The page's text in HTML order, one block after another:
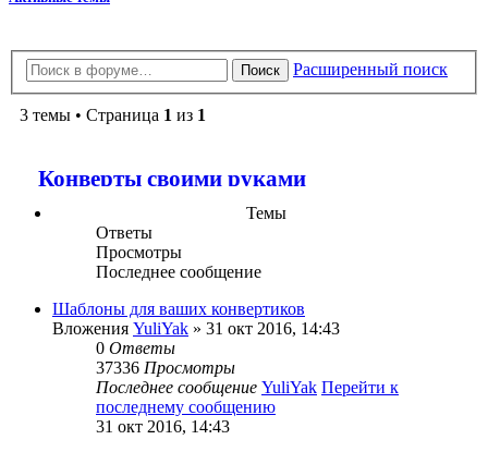
Поиск Расширенный поиск
3 темы • Страница 1 из 1
Конверты своими руками
Темы
Ответы
Просмотры
Последнее сообщение
Шаблоны для ваших конвертиков
Вложения YuliYak » 31 окт 2016, 14:43
0 Ответы
37336 Просмотры
Последнее сообщение YuliYak Перейти к
последнему сообщению
31 окт 2016, 14:43